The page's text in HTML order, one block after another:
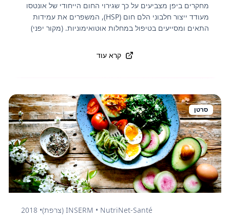
מחקרים ביפן מצביעים על כך שגירוי החום הייחודי של אונטסו
מעודד ייצור חלבוני הלם חום (HSP), המשפרים את עמידות
התאים ומסייעים בטיפול במחלות אוטואימוניות. (מקור יפני)
קרא עוד
סרטן
INSERM • NutriNet-Santé (צרפת) •
2018